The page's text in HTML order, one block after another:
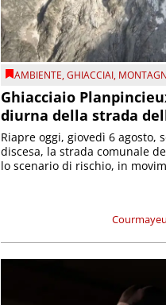
AMBIENTE,GHIACCIAI,
Ghiacciaio
diurna della strada
Riapre oggi, giovedì 6 agosto,
discesa, la strada comunale
lo scenario di rischio, in